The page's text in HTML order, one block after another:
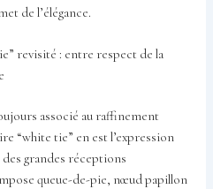
de l’élégance.
revisité : entre respect de la
associé au raffinement
“white tie” en est l’expression
grandes réceptions
queue-de-pie, nœud papillon